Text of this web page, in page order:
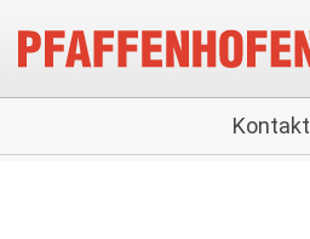
Kontakt